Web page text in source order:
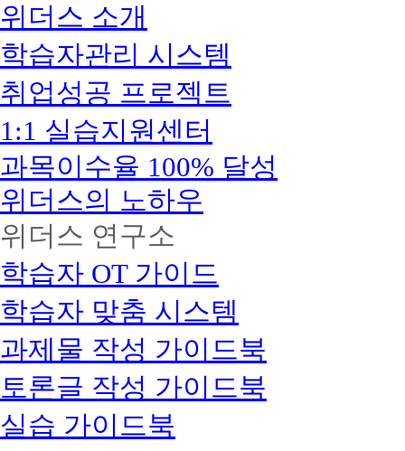
위더스 소개
학습자관리 시스템
취업성공 프로젝트
1:1 실습지원센터
과목이수율 100% 달성
위더스의 노하우
위더스 연구소
학습자 OT 가이드
학습자 맞춤 시스템
과제물 작성 가이드북
토론글 작성 가이드북
실습 가이드북